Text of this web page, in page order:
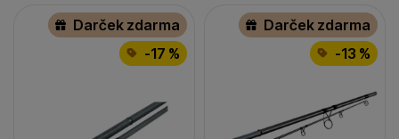
Darček zdarma
-17 %
Darček zdarma
-13 %